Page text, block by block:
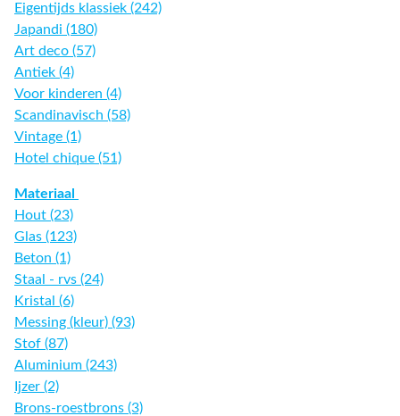
Eigentijds klassiek (242)
Japandi (180)
Art deco (57)
Antiek (4)
Voor kinderen (4)
Scandinavisch (58)
Vintage (1)
Hotel chique (51)
Materiaal
Hout (23)
Glas (123)
Beton (1)
Staal - rvs (24)
Kristal (6)
Messing (kleur) (93)
Stof (87)
Aluminium (243)
Ijzer (2)
Brons-roestbrons (3)